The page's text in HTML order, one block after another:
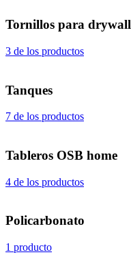
Tornillos para drywall
3 de los productos
Tanques
7 de los productos
Tableros OSB home
4 de los productos
Policarbonato
1 producto